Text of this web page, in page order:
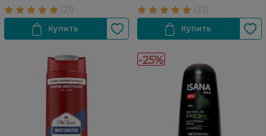
-25%